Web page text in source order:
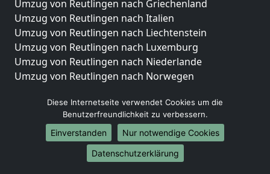
Umzug von Reutlingen nach Griechenland
Umzug von Reutlingen nach Italien
Umzug von Reutlingen nach Liechtenstein
Umzug von Reutlingen nach Luxemburg
Umzug von Reutlingen nach Niederlande
Umzug von Reutlingen nach Norwegen
Umzüge-Deutschlandweit
Umzug von Reutlingen nach Berlin
Umzug von Reutlingen nach Hamburg
Umzug von Reutlingen nach München
Umzug von Reutlingen nach Köln
Diese Internetseite verwendet Cookies um die
Benutzerfreundlichkeit zu verbessern.
Einverstanden
Nur notwendige Cookies
Datenschutzerklärung